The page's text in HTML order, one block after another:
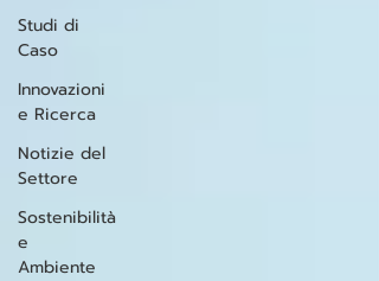
Studi di
Caso
Innovazioni
e Ricerca
Notizie del
Settore
Sostenibilità
e
Ambiente